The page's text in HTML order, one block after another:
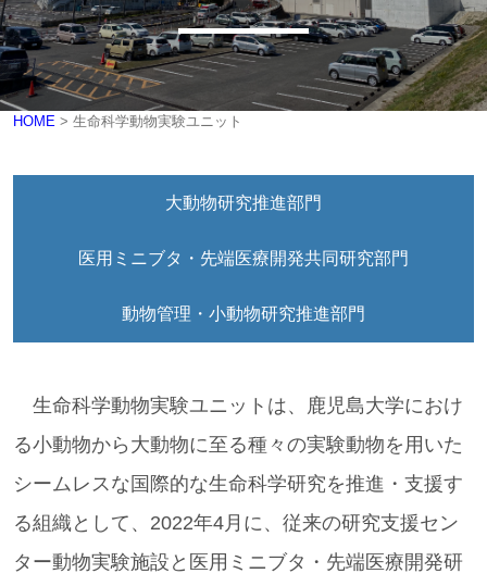
生命科学動物実験ユニット
研究支援ユニット
技術部
HOME > 生命科学動物実験ユニット
大動物研究推進部門
医用ミニブタ・先端医療開発共同研究部門
動物管理・小動物研究推進部門
生命科学動物実験ユニットは、鹿児島大学におけ
る小動物から大動物に至る種々の実験動物を用いた
シームレスな国際的な生命科学研究を推進・支援す
る組織として、2022年4月に、従来の研究支援セン
ター動物実験施設と医用ミニブタ・先端医療開発研